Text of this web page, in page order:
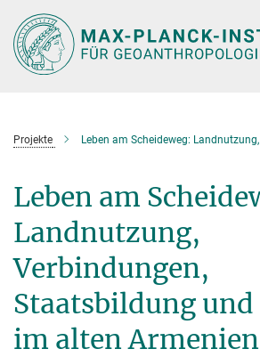
Hauptinhalt
Projekte Leben am Scheideweg: Landnutzung, Verbindungen,
Leben am
Landnutzung,
Verbindungen,
Staatsbildung
im alten Armenien